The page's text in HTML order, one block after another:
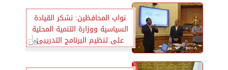
نواب المحافظين: نشكر القيادة
السياسية ووزارة التنمية المحلية
على تنظيم البرنامج التدريبى